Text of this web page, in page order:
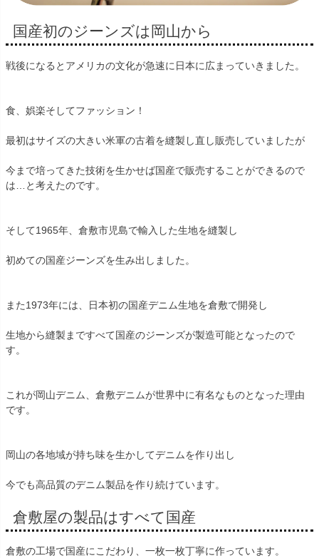
国産初のジーンズは岡山から
戦後になるとアメリカの文化が急速に日本に広まっていきました。
食、娯楽そしてファッション！
最初はサイズの大きい米軍の古着を縫製し直し販売していましたが
今まで培ってきた技術を生かせば国産で販売することができるので
は…と考えたのです。
そして1965年、倉敷市児島で輸入した生地を縫製し
初めての国産ジーンズを生み出しました。
また1973年には、日本初の国産デニム生地を倉敷で開発し
生地から縫製まですべて国産のジーンズが製造可能となったので
す。
これが岡山デニム、倉敷デニムが世界中に有名なものとなった理由
です。
岡山の各地域が持ち味を生かしてデニムを作り出し
今でも高品質のデニム製品を作り続けています。
倉敷屋の製品はすべて国産
倉敷の工場で国産にこだわり、一枚一枚丁寧に作っています。